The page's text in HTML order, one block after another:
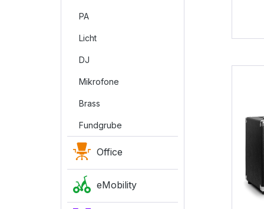
PA
Licht
DJ
Mikrofone
Brass
Fundgrube
Office
eMobility